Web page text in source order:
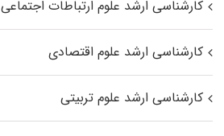
کارشناسی ارشد علوم ارتباطات اجتماعی
کارشناسی ارشد علوم اقتصادی
کارشناسی ارشد علوم تربیتی